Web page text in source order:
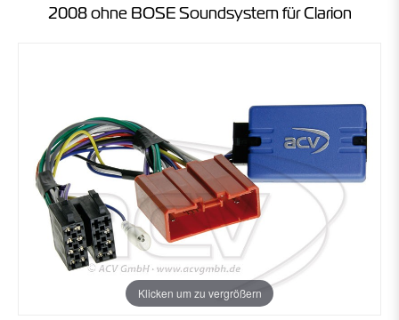
Keine Suchergebnisse gefunden.
Kategorien
Keine Suchergebnisse gefunden.
2008 ohne BOSE Soundsystem für Clarion
Klicken um zu vergrößern